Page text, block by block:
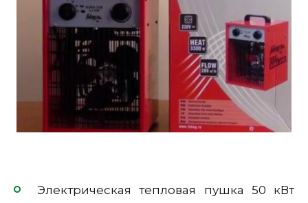
Электрическая тепловая пушка 50 кВт